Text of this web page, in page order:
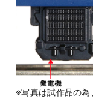
※写真は試作品の為